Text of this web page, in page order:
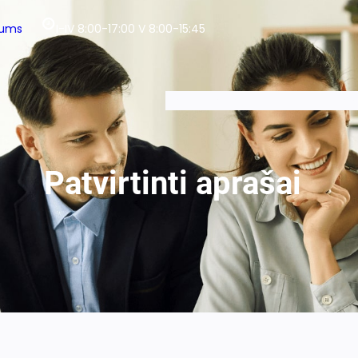
I-IV 8:00-17:00 V 8:00-15:45
Patvirtinti aprašai